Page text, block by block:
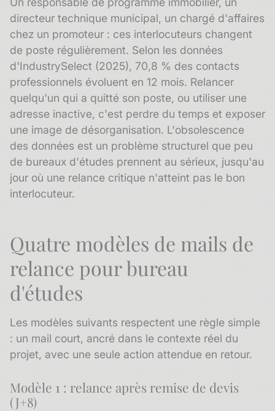
directeur technique municipal, un chargé d'affaires
chez un promoteur : ces interlocuteurs changent
de poste régulièrement. Selon les données
d'IndustrySelect (2025), 70,8 % des contacts
professionnels évoluent en 12 mois. Relancer
quelqu'un qui a quitté son poste, ou utiliser une
adresse inactive, c'est perdre du temps et exposer
une image de désorganisation. L'obsolescence
des données est un problème structurel que peu
de bureaux d'études prennent au sérieux, jusqu'au
jour où une relance critique n'atteint pas le bon
interlocuteur.
Quatre modèles de mails de
relance pour bureau
d'études
Les modèles suivants respectent une règle simple
: un mail court, ancré dans le contexte réel du
projet, avec une seule action attendue en retour.
Modèle 1 : relance après remise de devis
(J+8)